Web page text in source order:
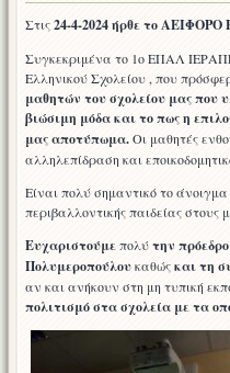
PRIVE
ΤΟΥ
ΓΙΑ
ΤΗ
ΒΙΩΣΙΜΗ
ΜΟΔΑ
ΑΕΙΦΟΡΟ
ΣΧΟΛΕΙΟ
ΤΗΣ
ΕΛΛΕΤ
Στις24-4-2024ήρθε το
Συγκεκριμένα το 1ο ΕΠΑΛ
Ελληνικού Σχολείου , που
μαθητών του σχολείου μας που
βιώσιμη μόδα και το πως η
μας αποτύπωμα.Οι μαθητές
αλληλεπίδραση και
Είναι πολύ σημαντικό το
περιβαλλοντικής παιδείας στους
Ευχαριστούμεπολύτην
Πολυμεροπούλουκαθώςκαι τη
αν και ανήκουν στη μη τυπική
πολιτισμό στα σχολεία με τα